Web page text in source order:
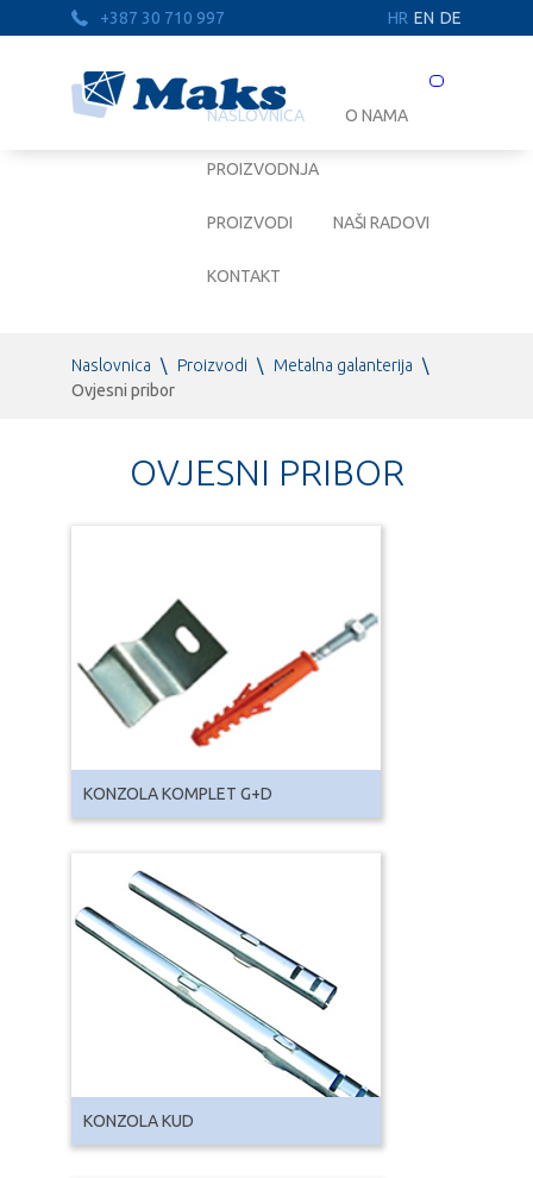
+387 30 710 997 HR EN DE
Prebaci
NASLOVNICA O NAMA
PROIZVODNJA
PROIZVODI NAŠI RADOVI
KONTAKT
Naslovnica \ Proizvodi \ Metalna galanterija \
Ovjesni pribor
OVJESNI PRIBOR
KONZOLA KOMPLET G+D
KONZOLA KUD